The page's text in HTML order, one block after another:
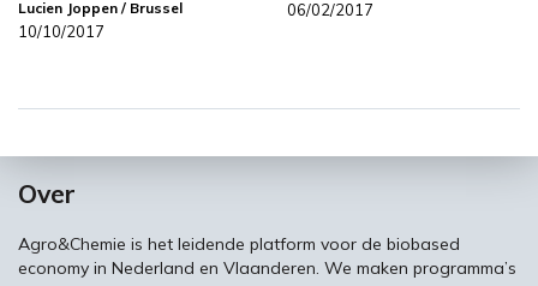
Lucien Joppen / Brussel
10/10/2017
06/02/2017
Over
Agro&Chemie is het leidende platform voor de biobased
economy in Nederland en Vlaanderen. We maken programma’s